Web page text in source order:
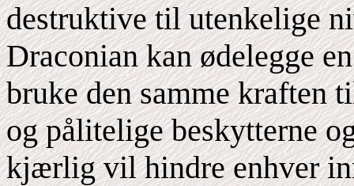
destruktive til utenkelige
Draconian kan ødelegge
bruke den samme kraften
og pålitelige beskytterne
kjærlig vil hindre enhver